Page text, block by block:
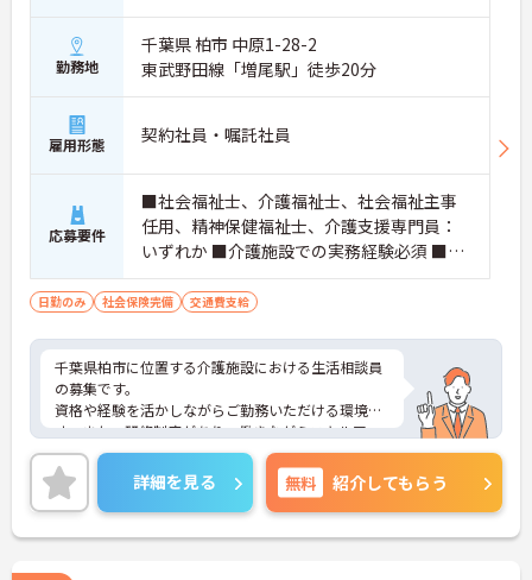
勤務地
千葉県 柏市 中原1-28-2
東武野田線「増尾駅」徒歩20分
雇用形態 契約社員・嘱託社員
応募要件
■社会福祉士、介護福祉士、社会福祉主事
任用、精神保健福祉士、介護支援専門員：
いずれか ■介護施設での実務経験必須 ■普
通自動車運転免許必須
日勤のみ 社会保険完備 交通費支給
千葉県柏市に位置する介護施設における生活相談員
の募集です。
資格や経験を活かしながらご勤務いただける環境で
す。また、研修制度があり、働きながらスキルアッ
プが目指せる環境です。
ご興味のある方には、面接対策ポイントなど、さら
に詳細をご案内しますのでお気軽にご相談くださ
い！
詳細を見る 無料 紹介してもらう